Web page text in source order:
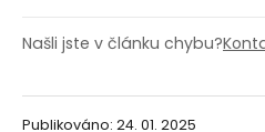
Našli jste v článku chybu?
Publikováno: 24. 01. 2025